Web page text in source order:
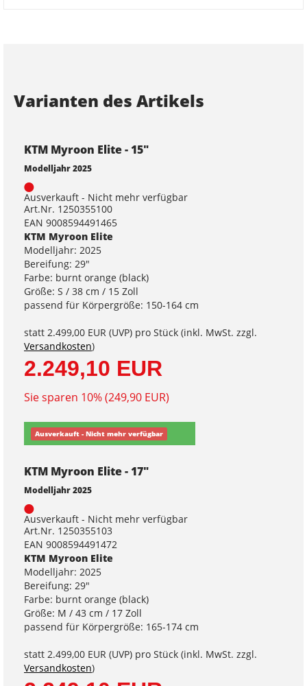
Varianten des Artikels
KTM Myroon Elite - 15"
Modelljahr 2025
Ausverkauft - Nicht mehr verfügbar
Art.Nr. 1250355100
EAN 9008594491465
KTM Myroon Elite
Modelljahr: 2025
Bereifung: 29"
Farbe: burnt orange (black)
Größe: S / 38 cm / 15 Zoll
passend für Körpergröße: 150-164 cm
statt 2.499,00 EUR (UVP) pro Stück (inkl. MwSt. zzgl.
Versandkosten)
2.249,10 EUR
Sie sparen 10% (249,90 EUR)
Ausverkauft - Nicht mehr verfügbar
KTM Myroon Elite - 17"
Modelljahr 2025
Ausverkauft - Nicht mehr verfügbar
Art.Nr. 1250355103
EAN 9008594491472
KTM Myroon Elite
Modelljahr: 2025
Bereifung: 29"
Farbe: burnt orange (black)
Größe: M / 43 cm / 17 Zoll
passend für Körpergröße: 165-174 cm
statt 2.499,00 EUR (UVP) pro Stück (inkl. MwSt. zzgl.
Versandkosten)